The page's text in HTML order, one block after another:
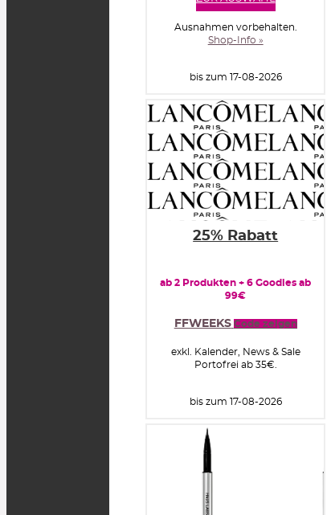
Ausnahmen vorbehalten.
Shop-Info »
bis zum 17-08-2026
25% Rabatt
ab 2 Produkten + 6 Goodies ab
99€
FFWEEKS Code zeigen
exkl. Kalender, News & Sale
Portofrei ab 35€.
bis zum 17-08-2026